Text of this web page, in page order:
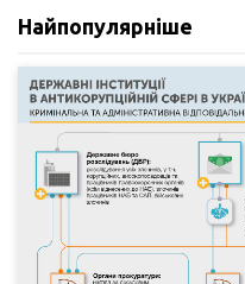
Найпопулярніше